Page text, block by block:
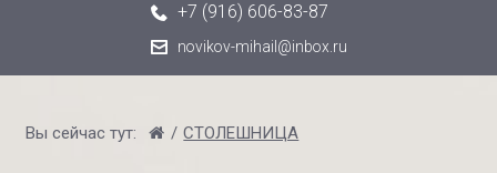
+7 (916) 606-83-87
novikov-mihail@inbox.ru
Вы сейчас тут: / СТОЛЕШНИЦА